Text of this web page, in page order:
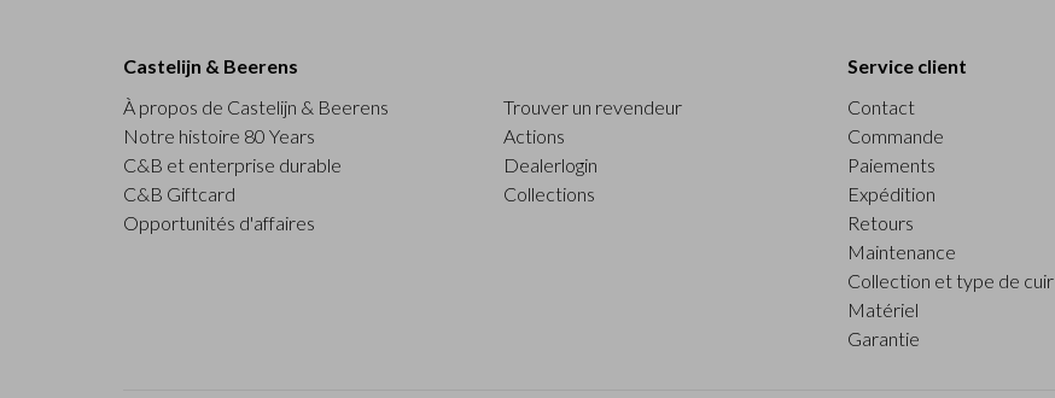
Castelijn & Beerens
À propos de Castelijn & Beerens
Notre histoire 80 Years
C&B et enterprise durable
C&B Giftcard
Opportunités d'affaires
Trouver un revendeur
Actions
Dealerlogin
Collections
Service client
Contact
Commande
Paiements
Expédition
Retours
Maintenance
Collection et type de cuir
Matériel
Garantie